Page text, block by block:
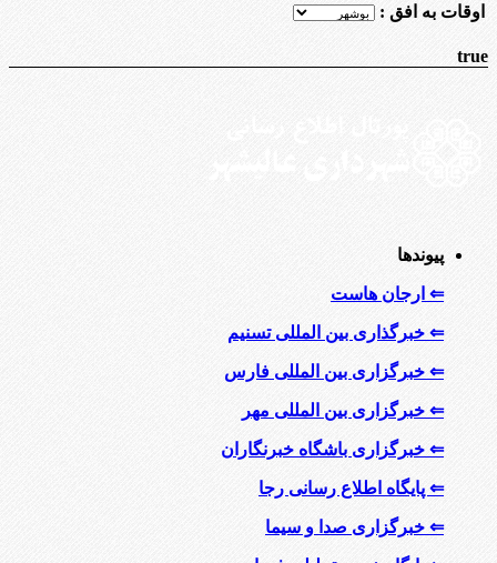
اوقات به افق :
true
پیوندها
⇐ ارجان هاست
⇐ خبرگذاری بین المللی تسنیم
⇐ خبرگزاری بین المللی فارس
⇐ خبرگزاری بین المللی مهر
⇐ خبرگزاری باشگاه خبرنگاران
⇐ پایگاه اطلاع رسانی رجا
⇐ خبرگزاری صدا و سیما